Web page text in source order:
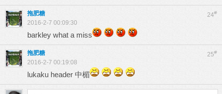
24#
拖肥糖
2016-2-7 00:09:30
barkley what a miss
25#
拖肥糖
2016-2-7 00:19:08
lukaku header 中楣